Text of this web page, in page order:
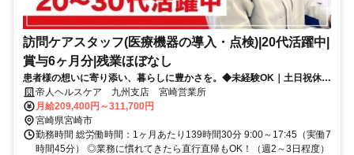
訪問ケアスタッフ(医療機器の導入・点検)|20代活躍中|
賞与6ヶ月分|残業ほぼなし
患者様の想いに寄り添い、暮らしに豊かさを。◆未経験OK｜土日祝休み
｜賞与計6ヶ月分｜残業ほぼなし
帝人ヘルスケア 九州支店 宮崎営業所
月給209,400円～311,700円
宮崎県宮崎市
勤務時間 総労働時間：1ヶ月あたり139時間30分 9:00～17:45（実働7
時間45分） ◎業務に慣れてきたら直行直帰もOK！（週2～3日程度）